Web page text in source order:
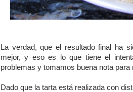
La verdad, que el resultado final ha
mejor, y eso es lo que tiene el
problemas y tomamos buena nota para
Dado que la tarta está realizada con